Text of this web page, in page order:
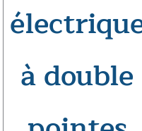
à double